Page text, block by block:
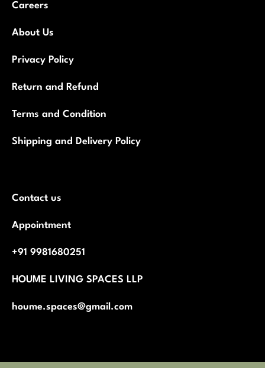
Careers
About Us
Privacy Policy
Return and Refund
Terms and Condition
Shipping and Delivery Policy
Contact us
Appointment
+91 9981680251
HOUME LIVING SPACES LLP
houme.spaces@gmail.com